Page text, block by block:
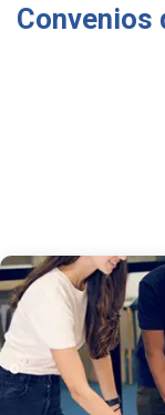
Convenios